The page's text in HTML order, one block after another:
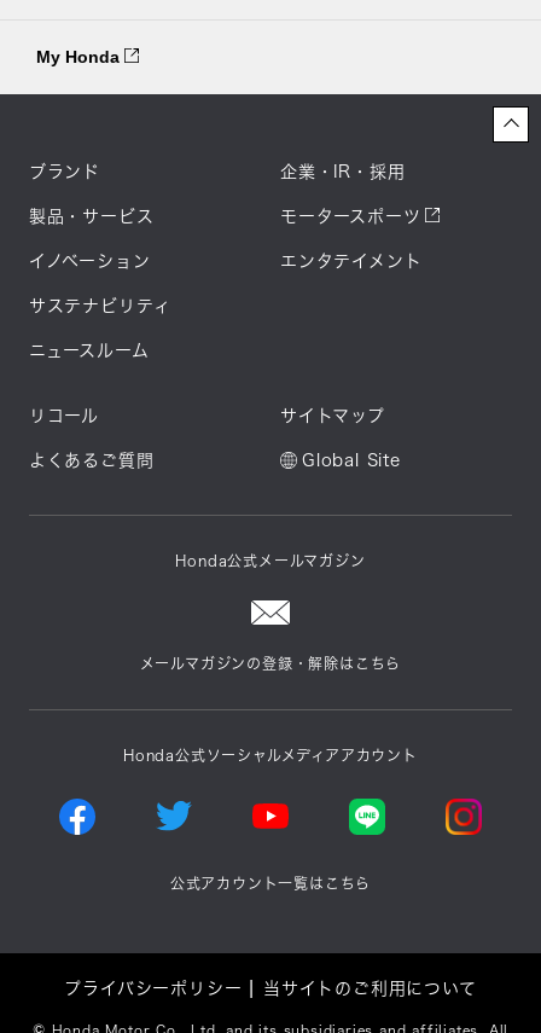
My Honda
ブランド
製品・サービス
イノベーション
サステナビリティ
ニュースルーム
企業・IR・採用
モータースポーツ
エンタテイメント
リコール
よくあるご質問
サイトマップ
Global Site
Honda公式メールマガジン
メールマガジンの登録・解除はこちら
Honda公式ソーシャルメディアアカウント
公式アカウント一覧はこちら
プライバシーポリシー 当サイトのご利用について
Honda Motor Co., Ltd. and its subsidiaries and affiliates. All